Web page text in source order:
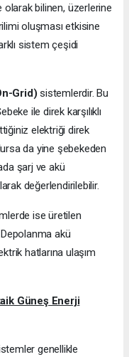
bilinen, üzerlerine
oluşması etkisine
sistem çeşidi
Grid) sistemlerdir. Bu
ile direk karşılıklı
elektriği direk
da yine şebekeden
şarj ve akü
değerlendirilebilir.
ise üretilen
akü
hatlarına ulaşım
Güneş Enerji
genellikle